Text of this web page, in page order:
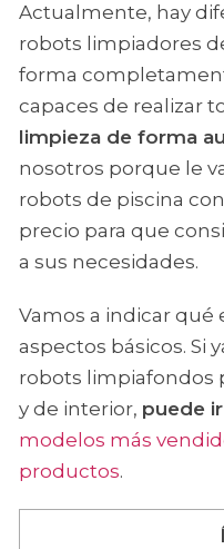
Actualmente, hay
robots limpiadores
forma
capaces de realizar
limpieza de forma
nosotros porque le
robots de piscina
precio para que
a sus necesidades.
Vamos a indicar qué
aspectos básicos. Si
robots limpiafondos
y de interior, puede
modelos más
productos.